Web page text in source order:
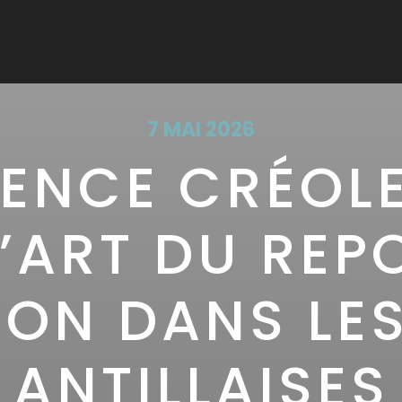
7 MAI 2026
DU
DANS